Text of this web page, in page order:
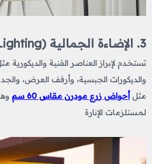
3. الإضاءة الجمالية (Accent Lighting)
تستخدم لإبراز العناصر الفنية والديكورية
والديكورات الجبسية، وأرفف العرض،
مثلأحواض زرع مودرن مقاس 60 سم
لمستلزمات الإنارة